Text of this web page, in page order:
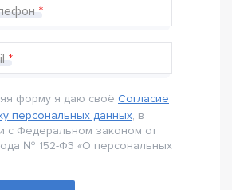
форму я даю своё Согласие
персональных данных, в
с Федеральном законом от
№ 152-Ф3 «О персональных